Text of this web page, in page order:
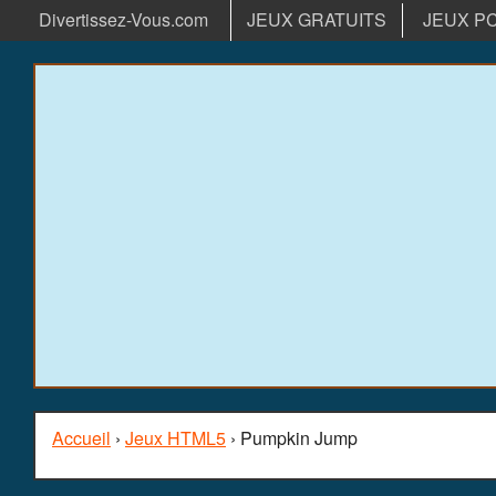
Divertissez-Vous.com JEUX GRATUITS JEUX
Accueil › Jeux HTML5 › Pumpkin Jump